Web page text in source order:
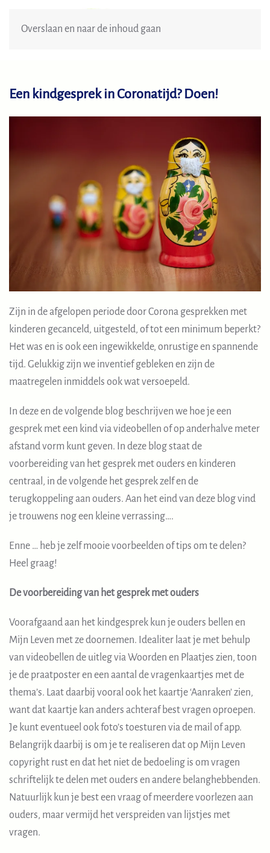
Overslaan en naar de inhoud gaan
Menu
Een kindgesprek in Coronatijd? Doen!
Zijn in de afgelopen periode door Corona gesprekken met
kinderen gecanceld, uitgesteld, of tot een minimum beperkt?
Het was en is ook een ingewikkelde, onrustige en spannende
tijd. Gelukkig zijn we inventief gebleken en zijn de
maatregelen inmiddels ook wat versoepeld.
In deze en de volgende blog beschrijven we hoe je een
gesprek met een kind via videobellen of op anderhalve meter
afstand vorm kunt geven. In deze blog staat de
voorbereiding van het gesprek met ouders en kinderen
centraal, in de volgende het gesprek zelf en de
terugkoppeling aan ouders. Aan het eind van deze blog vind
je trouwens nog een kleine verrassing….
Enne … heb je zelf mooie voorbeelden of tips om te delen?
Heel graag!
De voorbereiding van het gesprek met ouders
Voorafgaand aan het kindgesprek kun je ouders bellen en
Mijn Leven met ze doornemen. Idealiter laat je met behulp
van videobellen de uitleg via Woorden en Plaatjes zien, toon
je de praatposter en een aantal de vragenkaartjes met de
thema’s. Laat daarbij vooral ook het kaartje ‘Aanraken’ zien,
want dat kaartje kan anders achteraf best vragen oproepen.
Je kunt eventueel ook foto’s toesturen via de mail of app.
Belangrijk daarbij is om je te realiseren dat op Mijn Leven
copyright rust en dat het niet de bedoeling is om vragen
schriftelijk te delen met ouders en andere belanghebbenden.
Natuurlijk kun je best een vraag of meerdere voorlezen aan
ouders, maar vermijd het verspreiden van lijstjes met
vragen.